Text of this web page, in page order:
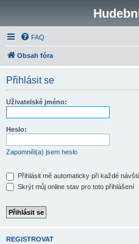
FAQ
Obsah fóra
Přihlásit se
Uživatelské jméno:
Heslo:
Zapomněl(a) jsem heslo
Přihlásit mě automaticky při každé
Skrýt můj online stav pro toto přihlášení
REGISTROVAT